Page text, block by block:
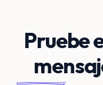
Pruebe